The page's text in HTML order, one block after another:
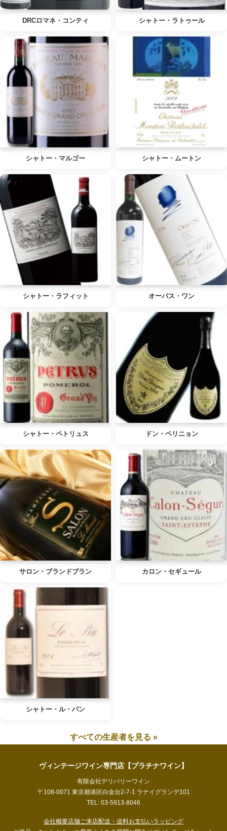
DRCロマネ・コンティ シャトー・ラトゥール
シャトー・マルゴー シャトー・ムートン
シャトー・ラフィット オーパス・ワン
シャトー・ペトリュス ドン・ペリニョン
サロン・ブランドブラン カロン・セギュール
シャトー・ル・パン
すべての生産者を見る »
ヴィンテージワイン専門店【プラチナワイン】
有限会社デリバリーワイン
〒108-0071 東京都港区白金台2-7-1 ラナイグランデ101
TEL: 03-5913-8046
会社概要店舗ご来店配送・送料お支払いラッピング